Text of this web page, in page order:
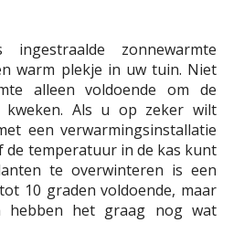
zonnewarmte
warm plekje in uw tuin. Niet
alleen voldoende om de
Als u op zeker wilt
een verwarmingsinstallatie
de temperatuur in de kas kunt
te overwinteren is een
10 graden voldoende, maar
hebben het graag nog wat